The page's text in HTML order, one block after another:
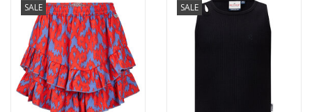
SALE SALE